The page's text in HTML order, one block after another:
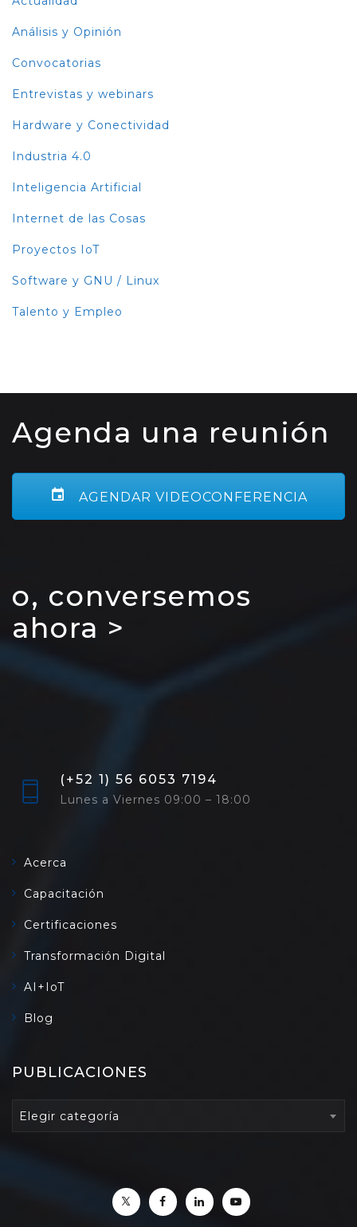
Análisis y Opinión
Convocatorias
Entrevistas y webinars
Hardware y Conectividad
Industria 4.0
Inteligencia Artificial
Internet de las Cosas
Proyectos IoT
Software y GNU / Linux
Talento y Empleo
Agenda una reunión
AGENDAR VIDEOCONFERENCIA
o, conversemos
ahora >
(+52 1) 56 6053 7194
Lunes a Viernes 09:00 – 18:00
Acerca
Capacitación
Certificaciones
Transformación Digital
AI+IoT
Blog
PUBLICACIONES
Elegir categoría